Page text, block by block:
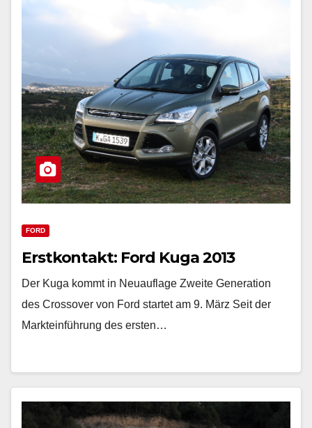
FORD
Erstkontakt: Ford Kuga 2013
Der Kuga kommt in Neuauflage Zweite Generation
des Crossover von Ford startet am 9. März Seit der
Markteinführung des ersten…